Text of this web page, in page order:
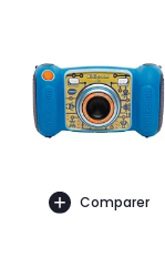
Comparer